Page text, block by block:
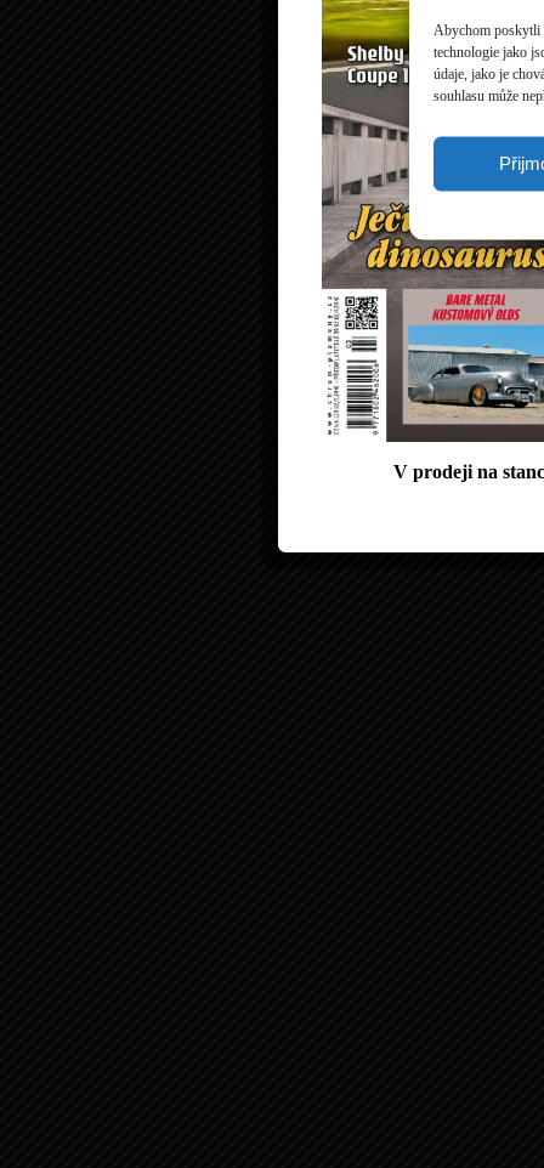
Abychom poskytli
technologie jako
údaje, jako je
souhlasu může